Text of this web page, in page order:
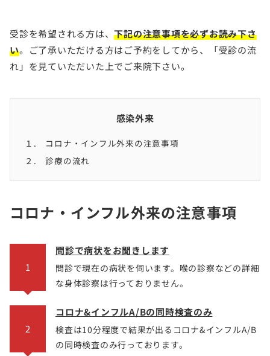
受診を希望される方は、下記の注意事項を必ずお読み下さ
い。ご了承いただける方はご予約をしてから、「受診の流
れ」を見ていただいた上でご来院下さい。
感染外来
１. コロナ・インフル外来の注意事項
２. 診療の流れ
コロナ・インフル外来の注意事項
1
問診で病状をお聞きします
問診で現在の病状を伺います。喉の診察などの詳細
な身体診察は行っておりません。
2
コロナ&インフルA/Bの同時検査のみ
検査は10分程度で結果が出るコロナ&インフルA/B
の同時検査のみ行っております。